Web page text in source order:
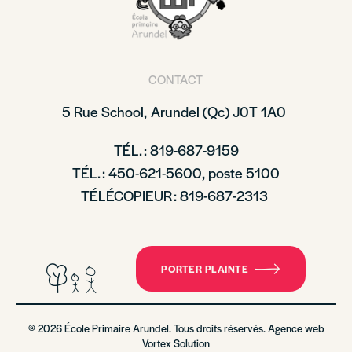
CONTACT
5 Rue School, Arundel (Qc)J0T 1A0
TÉL. : 819-687-9159
TÉL. : 450-621-5600, poste 5100
TÉLÉCOPIEUR : 819-687-2313
PORTER PLAINTE
© 2026 École Primaire Arundel. Tous droits réservés. Agence web
Vortex Solution